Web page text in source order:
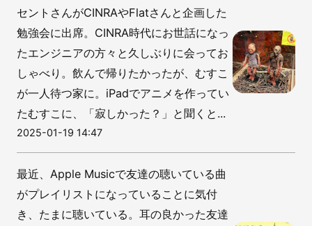
セントさんがCINRAやFlatさんと企画した
勉強会に出席。CINRA時代にお世話になっ
たエンジニアの方々と久しぶりに会ってお
しゃべり。飲んで帰りたかったが、むすこ
が一人待つ家に。iPadでアニメを作ってい
たむすこに、「寂しかった？」と聞くと...
2025-01-19 14:47
最近、Apple Musicで友達の聴いている曲
がプレイリストになっていることに気付
き、たまに聴いている。耳の良かった友達